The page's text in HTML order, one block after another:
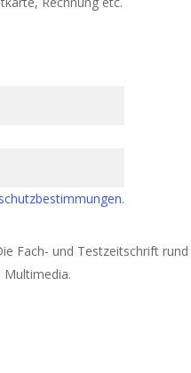
Fach- und Testzeitschrift rund